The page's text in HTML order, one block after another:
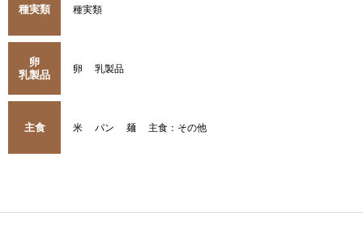
種実類 種実類
卵
乳製品
卵 乳製品
主食 米 パン 麺 主食：その他